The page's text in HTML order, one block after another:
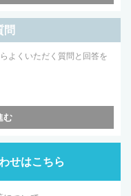
問
よくいただく質問と回答を
む
せはこちら